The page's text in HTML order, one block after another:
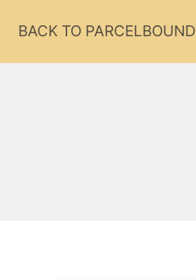
BACK TO PARCELBOUND